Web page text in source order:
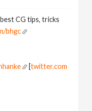
CG tips, tricks
bhgc
[twitter.com